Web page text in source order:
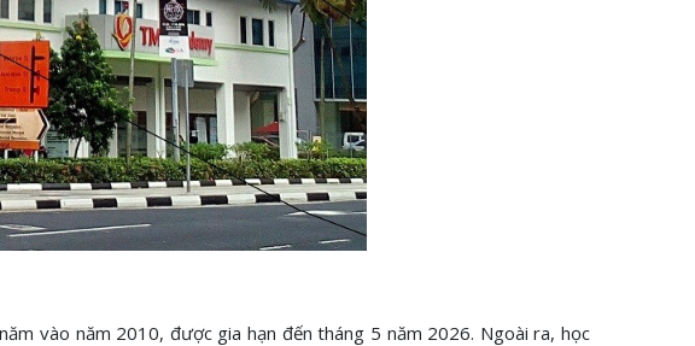
vào năm 2010, được gia hạn đến tháng 5 năm 2026. Ngoài ra, học